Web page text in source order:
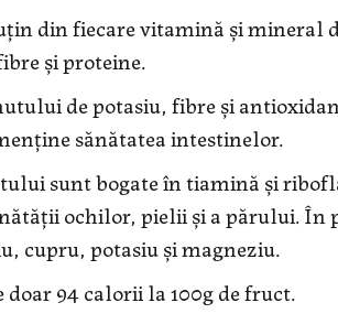
din fiecare vitamină și mineral
și proteine.
de potasiu, fibre și
sănătatea intestinelor.
sunt bogate în tiamină și
ochilor, pielii și a părului.
cupru, potasiu și magneziu.
doar 94 calorii la 100g de fruct.